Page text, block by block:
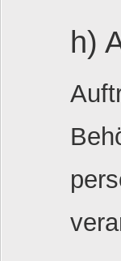
h)